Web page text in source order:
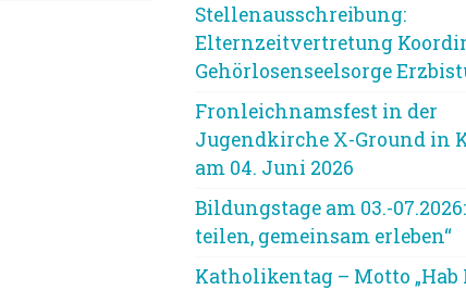
Stellenausschreibung:
Elternzeitvertretung
Gehörlosenseelsorge
Fronleichnamsfest in der
Jugendkirche X-Ground in
am 04. Juni 2026
Bildungstage am 03.-
teilen, gemeinsam erleben“
Katholikentag – Motto „Hab